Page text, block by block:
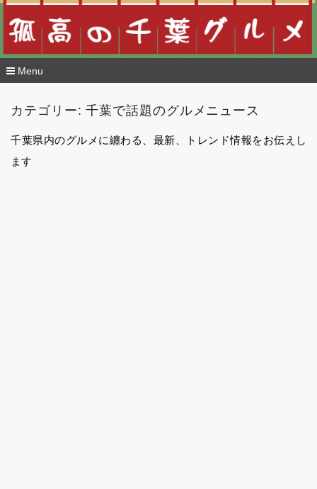
Menu
カテゴリー:千葉で話題のグルメニュース
千葉県内のグルメに纏わる、最新、トレンド情報をお伝えし
ます